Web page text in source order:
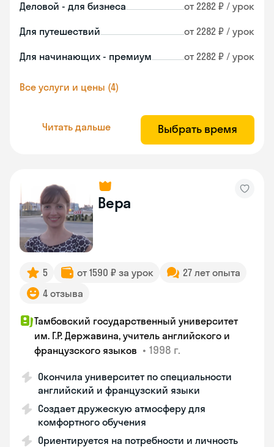
Деловой - для бизнеса от 2282 ₽ / урок
Для путешествий от 2282 ₽ / урок
Для начинающих - премиум от 2282 ₽ / урок
Все услуги и цены (4)
Читать дальше Выбрать время
Вера
5 от 1590 ₽ за урок
27 лет опыта
4 отзыва
Тамбовский государственный университет
им. Г.Р. Державина, учитель английского и
французского языков • 1998 г.
Окончила университет по специальности
английский и французский языки
Создает дружескую атмосферу для
комфортного обучения
Ориентируется на потребности и личность